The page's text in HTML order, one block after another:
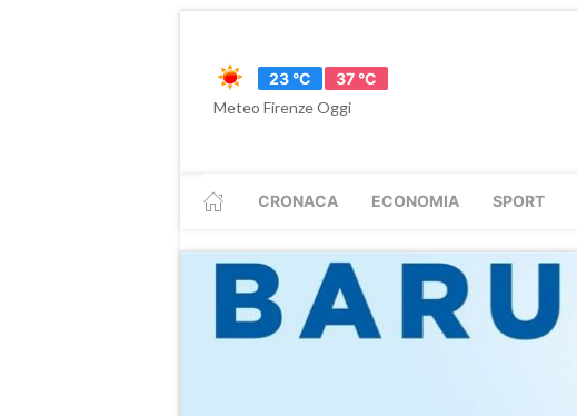
23 °C
37 °C
Meteo Firenze Oggi
CRONACA ECONOMIA SPORT